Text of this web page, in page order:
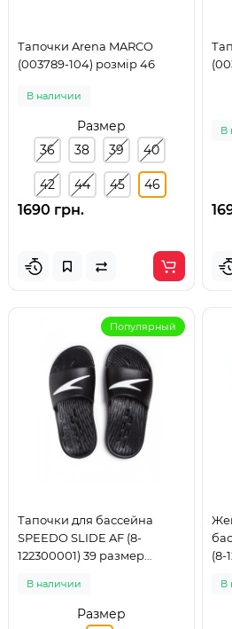
Тапочки Arena MARCO
(003789-104) розмір 46
В наличии
Размер
36
38 39 40
42 44 45 46
1690 грн.
В
Популярный
Тапочки для бассейна
SPEEDO SLIDE AF (8-
122300001) 39 размер
В наличии
Размер
(8-
В